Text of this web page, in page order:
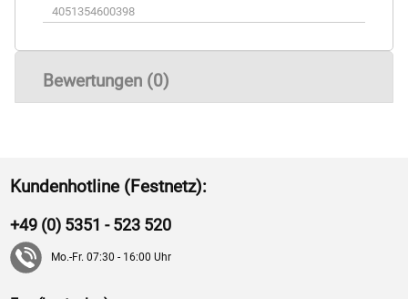
4051354600398
Bewertungen (0)
Kundenhotline (Festnetz):
+49 (0) 5351 - 523 520
Mo.-Fr. 07:30 - 16:00 Uhr